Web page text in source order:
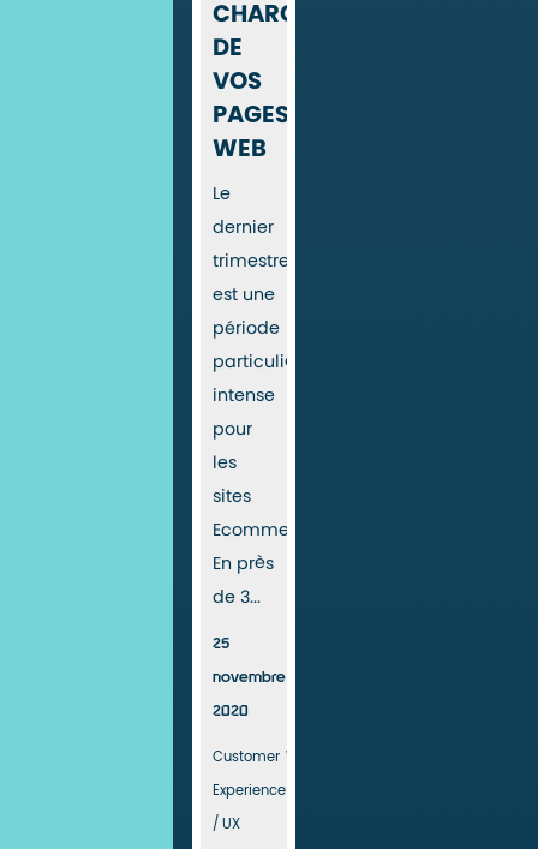
CHARGEMENT
DE
VOS
PAGES
WEB
Le
dernier
trimestre
est une
période
particulièrement
intense
pour
les
sites
Ecommerce.
En près
de 3...
25
novembre
2020
Customer
Experience
/ UX
Webperformance